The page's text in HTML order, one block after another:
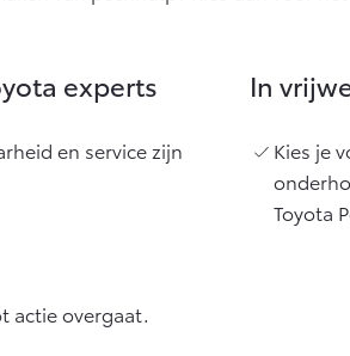
Vanaf € 37.500,-
BTW)
experts
en service zijn
In
Kies je
Toyota
actie overgaat.